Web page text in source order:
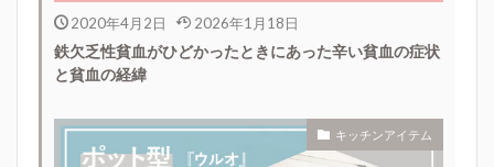
2020年4月2日 2026年1月18日
鉄欠乏性貧血がひどかったときにあった辛い貧血の症状
と貧血の経緯
キッチンアイテム